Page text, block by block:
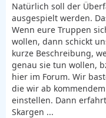
Natürlich soll der
ausgespielt werden.
Wenn eure Truppen
wollen, dann schickt
kurze Beschreibung,
genau sie tun wollen,
hier im Forum. Wir
die wir ab
einstellen. Dann
Skargen ...